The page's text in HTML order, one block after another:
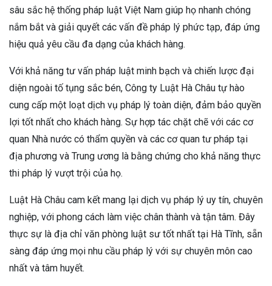
sâu sắc hệ thống pháp luật Việt Nam giúp họ nhanh chóng
nắm bắt và giải quyết các vấn đề pháp lý phức tạp, đáp ứng
hiệu quả yêu cầu đa dạng của khách hàng.
Với khả năng tư vấn pháp luật minh bạch và chiến lược đại
diện ngoài tố tụng sắc bén, Công ty Luật Hà Châu tự hào
cung cấp một loạt dịch vụ pháp lý toàn diện, đảm bảo quyền
lợi tốt nhất cho khách hàng. Sự hợp tác chặt chẽ với các cơ
quan Nhà nước có thẩm quyền và các cơ quan tư pháp tại
địa phương và Trung ương là bằng chứng cho khả năng thực
thi pháp lý vượt trội của họ.
Luật Hà Châu cam kết mang lại dịch vụ pháp lý uy tín, chuyên
nghiệp, với phong cách làm việc chân thành và tận tâm. Đây
thực sự là địa chỉ văn phòng luật sư tốt nhất tại Hà Tĩnh, sẵn
sàng đáp ứng mọi nhu cầu pháp lý với sự chuyên môn cao
nhất và tâm huyết.